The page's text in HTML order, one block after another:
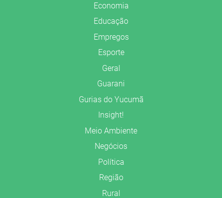
Economia
Educação
Empregos
Esporte
Geral
Guarani
Gurias do Yucumã
Insight!
Meio Ambiente
Negócios
Política
Região
Rural